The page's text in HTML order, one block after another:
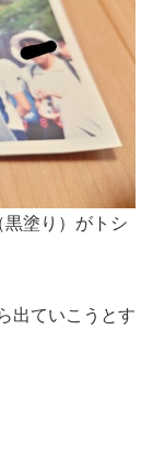
黒塗り）がトシ
出ていこうとす